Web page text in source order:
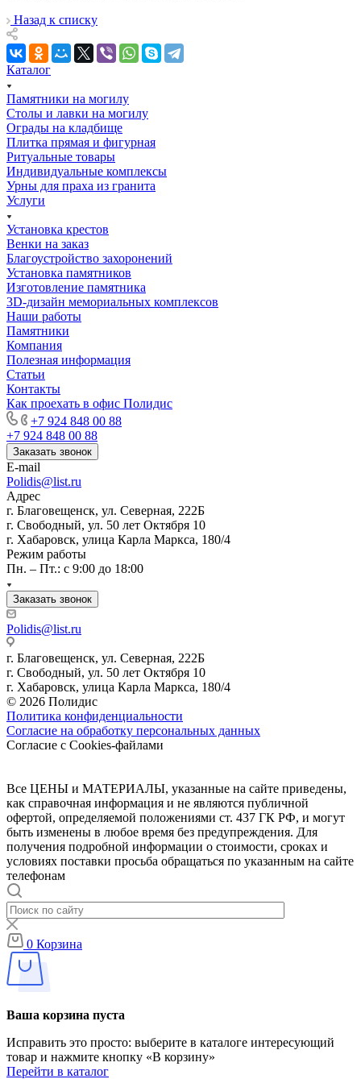
Назад к списку
Каталог
Памятники на могилу
Столы и лавки на могилу
Ограды на кладбище
Плитка прямая и фигурная
Ритуальные товары
Индивидуальные комплексы
Урны для праха из гранита
Услуги
Установка крестов
Венки на заказ
Благоустройство захоронений
Установка памятников
Изготовление памятника
3D-дизайн мемориальных комплексов
Наши работы
Памятники
Компания
Полезная информация
Статьи
Контакты
Как проехать в офис Полидис
+7 924 848 00 88
+7 924 848 00 88
Заказать звонок
E-mail
Polidis@list.ru
Адрес
г. Благовещенск, ул. Северная, 222Б
г. Свободный, ул. 50 лет Октября 10
г. Хабаровск, улица Карла Маркса, 180/4
Режим работы
Пн. – Пт.: с 9:00 до 18:00
Заказать звонок
Polidis@list.ru
г. Благовещенск, ул. Северная, 222Б
г. Свободный, ул. 50 лет Октября 10
г. Хабаровск, улица Карла Маркса, 180/4
© 2026 Полидис
Политика конфиденциальности
Согласие на обработку персональных данных
Согласие с Cookies-файлами
Все ЦЕНЫ и МАТЕРИАЛЫ, указанные на сайте приведены,
как справочная информация и не являются публичной
офертой, определяемой положениями ст. 437 ГК РФ, и могут
быть изменены в любое время без предупреждения. Для
получения подробной информации о стоимости, сроках и
условиях поставки просьба обращаться по указанным на сайте
телефонам
0 Корзина
Ваша корзина пуста
Исправить это просто: выберите в каталоге интересующий
товар и нажмите кнопку «В корзину»
Перейти в каталог